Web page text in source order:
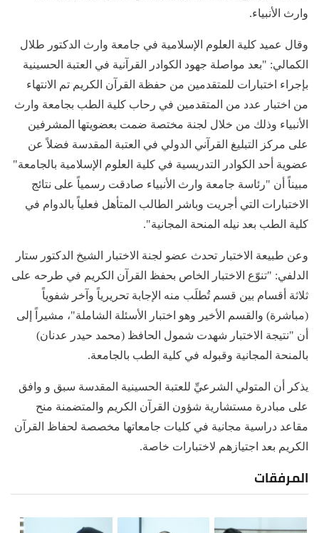
وارث الأنبياء.
وقال عميد كلية العلوم الإسلامية في جامعة وارث الدكتور طلال
الكمالي: "بعد مواصلة جهود الكوادر القرآنية في العتبة الحسينية
بإجراء اختبارات للمتقدمين من حفظة القرآن الكريم تم الانتهاء
من اختبار عدد من المتقدمين في رحاب كلية الطب بجامعة وارث
الأنبياء وذلك من خلال لجنة مختصة ضمت بعضويتها المشرفين
على مركز التبليغ القرآني الدولي في العتبة المقدسة فضلاً عن
عضوية أحد الكوادر التدريسية في كلية العلوم الإسلامية بالجامعة"
مبيناً أن "رئاسة جامعة وارث الأنبياء صادقت رسمياً على نتائج
الاختبارات التي أجريت وباشر الطالب المتأهل فعلياً بالدوام في
كلية الطب بعد نيله المنحة المجانية".
وعن طبيعة الاختبار تحدث عضو لجنة الاختبار الشيخ الدكتور ستار
الدلفي: "تنوّع الاختبار الخاص بحفظ القرآن الكريم في طرحه على
ثلاثة أقسام بين قسم تُطلَب منه الإجابة تحريرياً وآخر شفوياً
(مباشرة) والقسم الأخير وهو اختبار الأسئلة الشاملة"، مشيراً إلى
أن "نتيجة الاختبار شهدت شمول الحافظ (محمد حيدر عدنان)
بالمنحة المجانية وقبوله في كلية الطب بالجامعة.
يذكر أن المتولي الشرعيِّ للعتبة الحسينية المقدسة سبق و وافق
على مبادرة مستشارية شؤون القرآن الكريم والمتضمنة منح
مقاعد دراسية مجانية في كليات جامعاتها مخصصة لحفاظ القرآن
الكريم بعد اجتيازهم لاختبارات خاصة.
المرفقات